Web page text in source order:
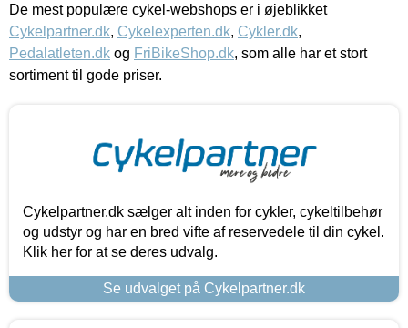
De mest populære cykel-webshops er i øjeblikket
Cykelpartner.dk, Cykelexperten.dk, Cykler.dk,
Pedalatleten.dk og FriBikeShop.dk, som alle har et stort
sortiment til gode priser.
Cykelpartner.dk sælger alt inden for cykler, cykeltilbehør
og udstyr og har en bred vifte af reservedele til din cykel.
Klik her for at se deres udvalg.
Se udvalget på Cykelpartner.dk